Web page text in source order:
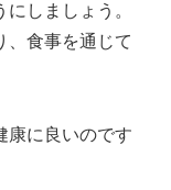
しましょう。
、食事を通じて
康に良いのです